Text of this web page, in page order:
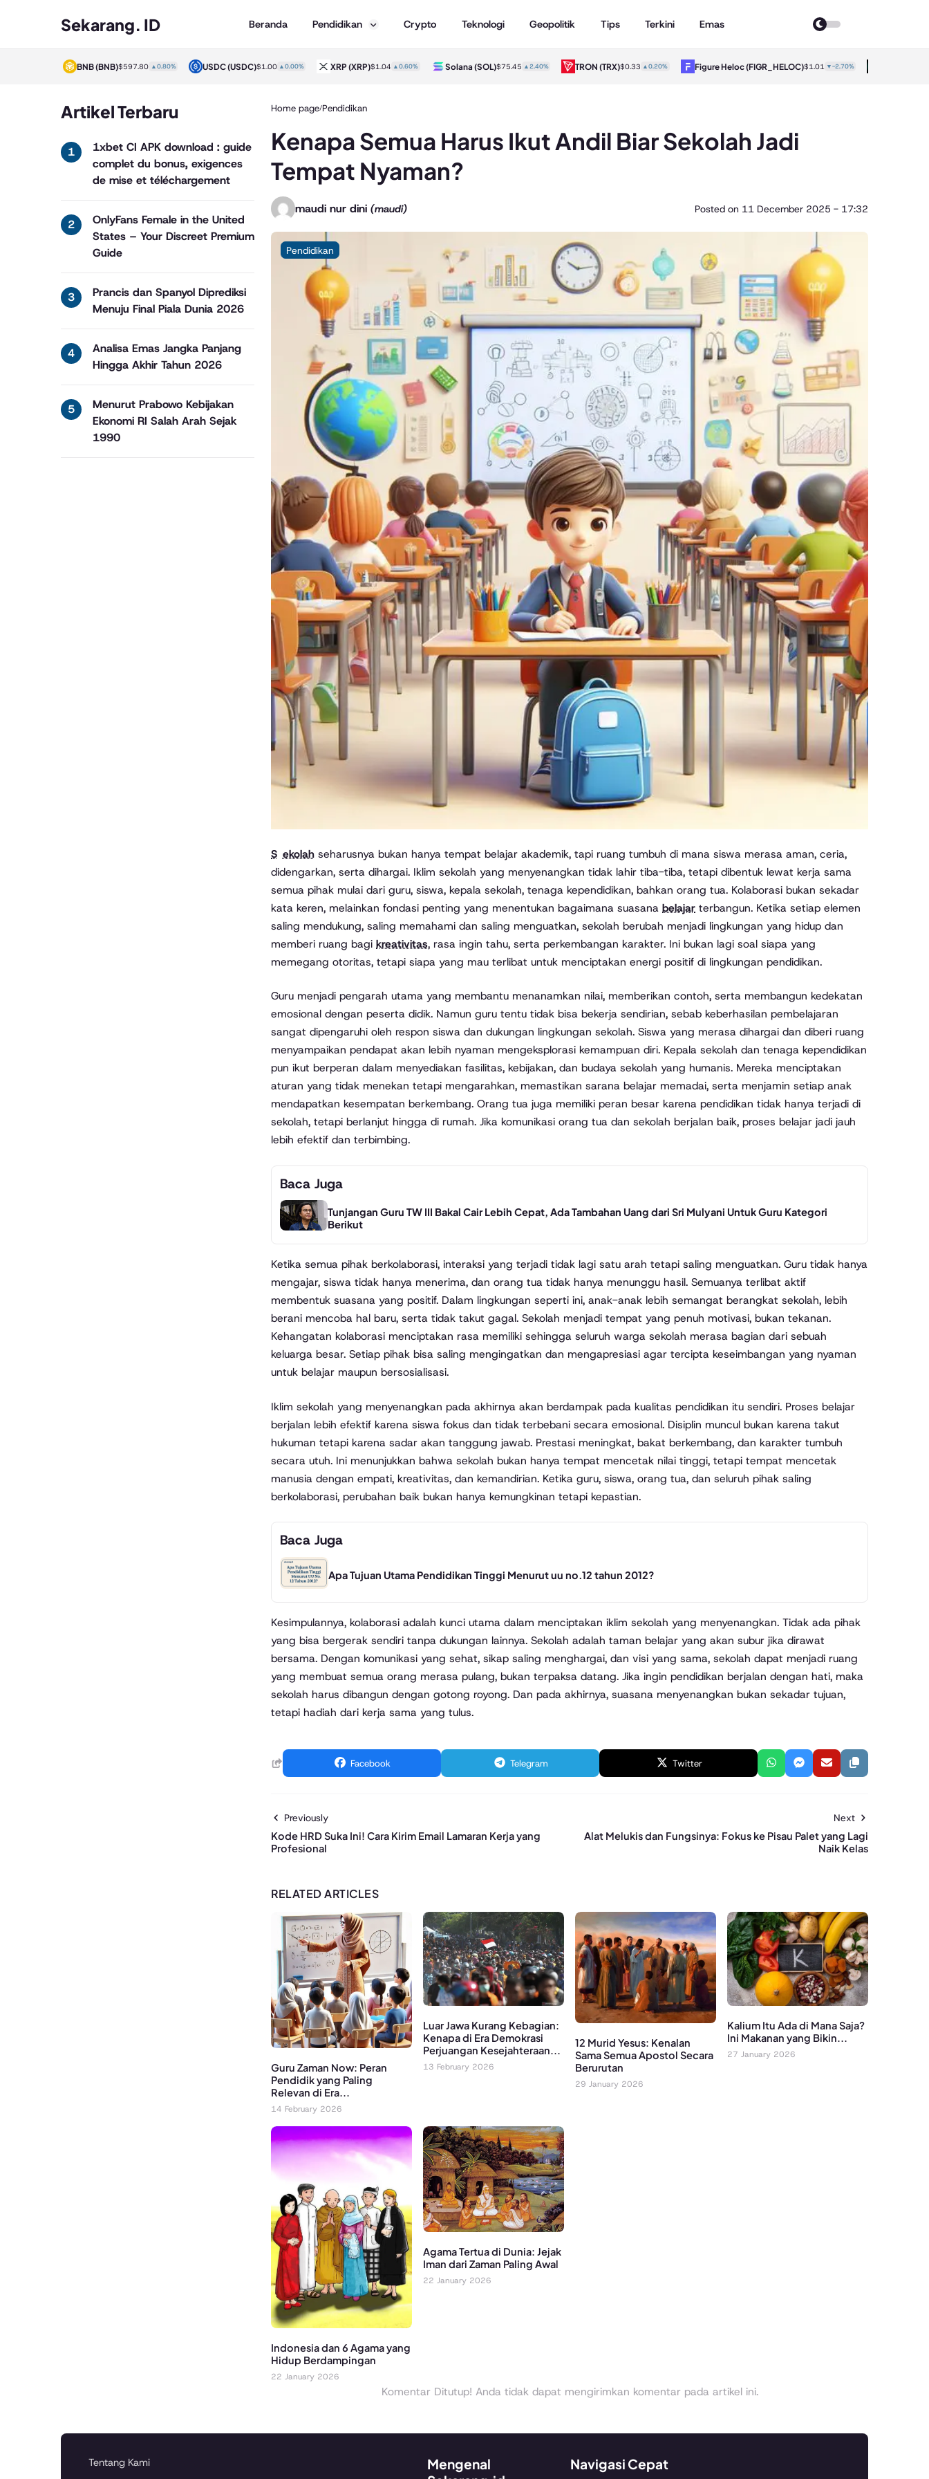
Sekarang. ID Beranda Pendidikan Crypto Teknologi Geopolitik Tips Terkini Emas
BNB(BNB)$597.80▲0.80% USDC(USDC)$1.00▲0.00% XRP(XRP)$1.04 ▲0.60% Solana(SOL)$75.45▲2.40% TRON(TRX)$0.33▲0.20% Figure Heloc(FIGR_HELOC)$1.01 ▼-2.70%
Artikel Terbaru
1xbet CI APK download : guide
complet du bonus, exigences
de mise et téléchargement
OnlyFans Female in the United
States – Your Discreet Premium
Guide
Prancis dan Spanyol Diprediksi
Menuju Final Piala Dunia 2026
Analisa Emas Jangka Panjang
Hingga Akhir Tahun 2026
Menurut Prabowo Kebijakan
Ekonomi RI Salah Arah Sejak
1990
Home page/Pendidikan
Kenapa Semua Harus Ikut Andil Biar Sekolah Jadi
Tempat Nyaman?
maudi nur dini (maudi) Posted on 11 December 2025 - 17:32
Pendidikan
Sekolahseharusnya bukan hanya tempat belajar akademik, tapi ruang tumbuh di mana siswa merasa aman, ceria,
didengarkan, serta dihargai. Iklim sekolah yang menyenangkan tidak lahir tiba-tiba, tetapi dibentuk lewat kerja sama
semua pihak mulai dari guru, siswa, kepala sekolah, tenaga kependidikan, bahkan orang tua. Kolaborasi bukan sekadar
kata keren, melainkan fondasi penting yang menentukan bagaimana suasana belajar terbangun. Ketika setiap elemen
saling mendukung, saling memahami dan saling menguatkan, sekolah berubah menjadi lingkungan yang hidup dan
memberi ruang bagi kreativitas, rasa ingin tahu, serta perkembangan karakter. Ini bukan lagi soal siapa yang
memegang otoritas, tetapi siapa yang mau terlibat untuk menciptakan energi positif di lingkungan pendidikan.
Guru menjadi pengarah utama yang membantu menanamkan nilai, memberikan contoh, serta membangun kedekatan
emosional dengan peserta didik. Namun guru tentu tidak bisa bekerja sendirian, sebab keberhasilan pembelajaran
sangat dipengaruhi oleh respon siswa dan dukungan lingkungan sekolah. Siswa yang merasa dihargai dan diberi ruang
menyampaikan pendapat akan lebih nyaman mengeksplorasi kemampuan diri. Kepala sekolah dan tenaga kependidikan
pun ikut berperan dalam menyediakan fasilitas, kebijakan, dan budaya sekolah yang humanis. Mereka menciptakan
aturan yang tidak menekan tetapi mengarahkan, memastikan sarana belajar memadai, serta menjamin setiap anak
mendapatkan kesempatan berkembang. Orang tua juga memiliki peran besar karena pendidikan tidak hanya terjadi di
sekolah, tetapi berlanjut hingga di rumah. Jika komunikasi orang tua dan sekolah berjalan baik, proses belajar jadi jauh
lebih efektif dan terbimbing.
Baca Juga
Tunjangan Guru TW III Bakal Cair Lebih Cepat, Ada Tambahan Uang dari Sri Mulyani Untuk Guru Kategori
Berikut
Ketika semua pihak berkolaborasi, interaksi yang terjadi tidak lagi satu arah tetapi saling menguatkan. Guru tidak hanya
mengajar, siswa tidak hanya menerima, dan orang tua tidak hanya menunggu hasil. Semuanya terlibat aktif
membentuk suasana yang positif. Dalam lingkungan seperti ini, anak-anak lebih semangat berangkat sekolah, lebih
berani mencoba hal baru, serta tidak takut gagal. Sekolah menjadi tempat yang penuh motivasi, bukan tekanan.
Kehangatan kolaborasi menciptakan rasa memiliki sehingga seluruh warga sekolah merasa bagian dari sebuah
keluarga besar. Setiap pihak bisa saling mengingatkan dan mengapresiasi agar tercipta keseimbangan yang nyaman
untuk belajar maupun bersosialisasi.
Iklim sekolah yang menyenangkan pada akhirnya akan berdampak pada kualitas pendidikan itu sendiri. Proses belajar
berjalan lebih efektif karena siswa fokus dan tidak terbebani secara emosional. Disiplin muncul bukan karena takut
hukuman tetapi karena sadar akan tanggung jawab. Prestasi meningkat, bakat berkembang, dan karakter tumbuh
secara utuh. Ini menunjukkan bahwa sekolah bukan hanya tempat mencetak nilai tinggi, tetapi tempat mencetak
manusia dengan empati, kreativitas, dan kemandirian. Ketika guru, siswa, orang tua, dan seluruh pihak saling
berkolaborasi, perubahan baik bukan hanya kemungkinan tetapi kepastian.
Baca Juga
Apa Tujuan Utama Pendidikan Tinggi Menurut uu no.12 tahun 2012?
Kesimpulannya, kolaborasi adalah kunci utama dalam menciptakan iklim sekolah yang menyenangkan. Tidak ada pihak
yang bisa bergerak sendiri tanpa dukungan lainnya. Sekolah adalah taman belajar yang akan subur jika dirawat
bersama. Dengan komunikasi yang sehat, sikap saling menghargai, dan visi yang sama, sekolah dapat menjadi ruang
yang membuat semua orang merasa pulang, bukan terpaksa datang. Jika ingin pendidikan berjalan dengan hati, maka
sekolah harus dibangun dengan gotong royong. Dan pada akhirnya, suasana menyenangkan bukan sekadar tujuan,
tetapi hadiah dari kerja sama yang tulus.
Facebook Telegram Twitter
Previously
Kode HRD Suka Ini! Cara Kirim Email Lamaran Kerja yang
Profesional
Next
Alat Melukis dan Fungsinya: Fokus ke Pisau Palet yang Lagi
Naik Kelas
RELATED ARTICLES
Guru Zaman Now: Peran
Pendidik yang Paling
Relevan di Era...
14 February 2026
Luar Jawa Kurang Kebagian:
Kenapa di Era Demokrasi
Perjuangan Kesejahteraan...
13 February 2026
12 Murid Yesus: Kenalan
Sama Semua Apostol Secara
Berurutan
29 January 2026
Kalium Itu Ada di Mana Saja?
Ini Makanan yang Bikin...
27 January 2026
Indonesia dan 6 Agama yang
Hidup Berdampingan
22 January 2026
Agama Tertua di Dunia: Jejak
Iman dari Zaman Paling Awal
22 January 2026
Komentar Ditutup! Anda tidak dapat mengirimkan komentar pada artikel ini.
Tentang Kami
Mengenal
Navigasi Cepat